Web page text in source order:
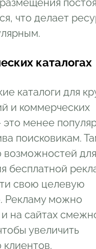
что делает
каталогах
каталоги для
и коммерческих
это менее
поисковикам.
для
бесплатной
свою целевую
Рекламу можно
на сайтах
увеличить
клиентов.